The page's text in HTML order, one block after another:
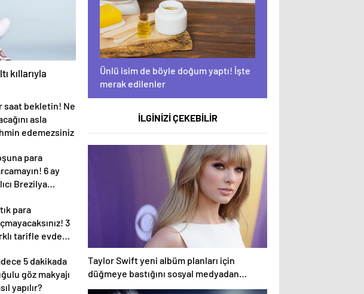
kıllarıyla
saat bekletin! Ne
asla
edemezsiniz
para
6 ay
Brezilya
para
3
tarifle evde
5 dakikada
göz makyajı
yapılır?
Ünlü isim de böyle doğum yaptı! İşte
merak edilenler
İLGİNİZİ ÇEKEBİLİR
Taylor Swift yeni albüm planları için
düğmeye bastığını sosyal medyadan